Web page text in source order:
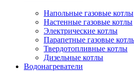
Напольные газовые котлы
Настенные газовые котлы
Электрические котлы
Парапетные газовые
Твердотопливные котлы
Дизельные котлы
Водонагреватели